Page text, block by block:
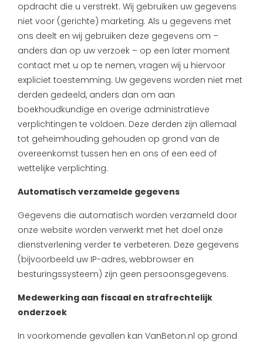
opdracht die u verstrekt. Wij gebruiken uw gegevens
niet voor (gerichte) marketing. Als u gegevens met
ons deelt en wij gebruiken deze gegevens om –
anders dan op uw verzoek – op een later moment
contact met u op te nemen, vragen wij u hiervoor
expliciet toestemming. Uw gegevens worden niet met
derden gedeeld, anders dan om aan
boekhoudkundige en overige administratieve
verplichtingen te voldoen. Deze derden zijn allemaal
tot geheimhouding gehouden op grond van de
overeenkomst tussen hen en ons of een eed of
wettelijke verplichting.
Automatisch verzamelde gegevens
Gegevens die automatisch worden verzameld door
onze website worden verwerkt met het doel onze
dienstverlening verder te verbeteren. Deze gegevens
(bijvoorbeeld uw IP-adres, webbrowser en
besturingssysteem) zijn geen persoonsgegevens.
Medewerking aan fiscaal en strafrechtelijk
onderzoek
In voorkomende gevallen kan VanBeton.nl op grond